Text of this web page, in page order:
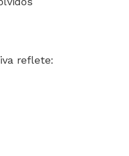
reflete: